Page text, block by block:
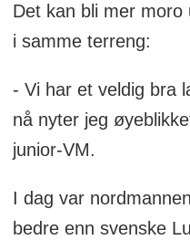
Det kan bli mer
i samme terreng:
- Vi har et veldig bra
nå nyter jeg
junior-VM.
I dag var
bedre enn svenske